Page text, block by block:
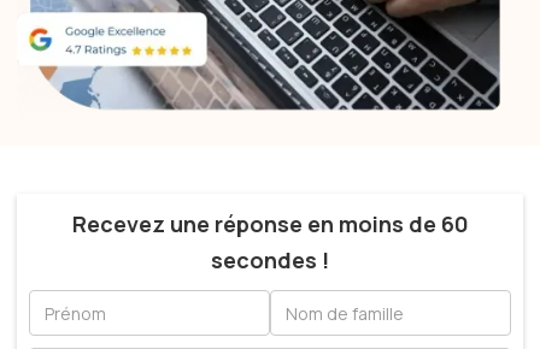
Recevez une réponse en moins de 60
secondes !